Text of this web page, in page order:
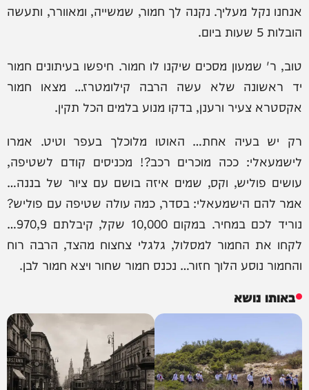
אנחנו נקל מעליך. נקנה לך חמור, שמשייה, ומאוורר, ותעשה
הובלות 5 שעות ביום.
טוב, ר' שמעון מסכים שיקנו לו חמור. חיפשו בעיתונים חמור
יד ראשונה שלא עשה הרבה קילומטרז… מצאו חמור
אקסטרא צעיר ורענן, בדקו מנוע בלמים הכל תקין.
רק יש בעיה אחת… האוטו מלוכלך בעפר וטיט. אמרו
לישמעאלי: ככה מוכרים רכב?! מכניסים קודם לשטיפה,
עושים פוליש, וקס, שמים איזה בושם עם ציור של בננה…
אמר להם הישמעאלי: בסדר, כמה עולה שטיפה עם פוליש?
נוריד לכם במחיר. במקום 10,000 שקל, קיבלתם 970,9…
לקחו את החמור למסלול, גלגלי צחצוח מהצד, הרבה רוח
והחמור נוסע הלוך חזור… נכנס חמור שחור ויצא חמור לבן.
באותו נושא